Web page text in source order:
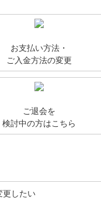
お支払い方法・
ご入金方法の変更
ご退会を
検討中の方はこちら
更したい